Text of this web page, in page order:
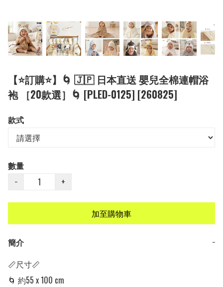
【⭐訂購⭐】🌀 🇯🇵 日本直送 嬰兒全棉連帽浴
袍 ［20款選］🌀 [PLED-0125] [260825]
款式
數量
−
+
加至購物車
簡介
−
📏尺寸📏
🌀 約55 x 100 cm